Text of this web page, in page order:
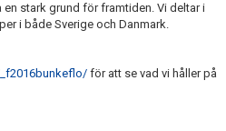
stark grund för framtiden. Vi deltar i
i både Sverige och Danmark.
för att se vad vi håller på